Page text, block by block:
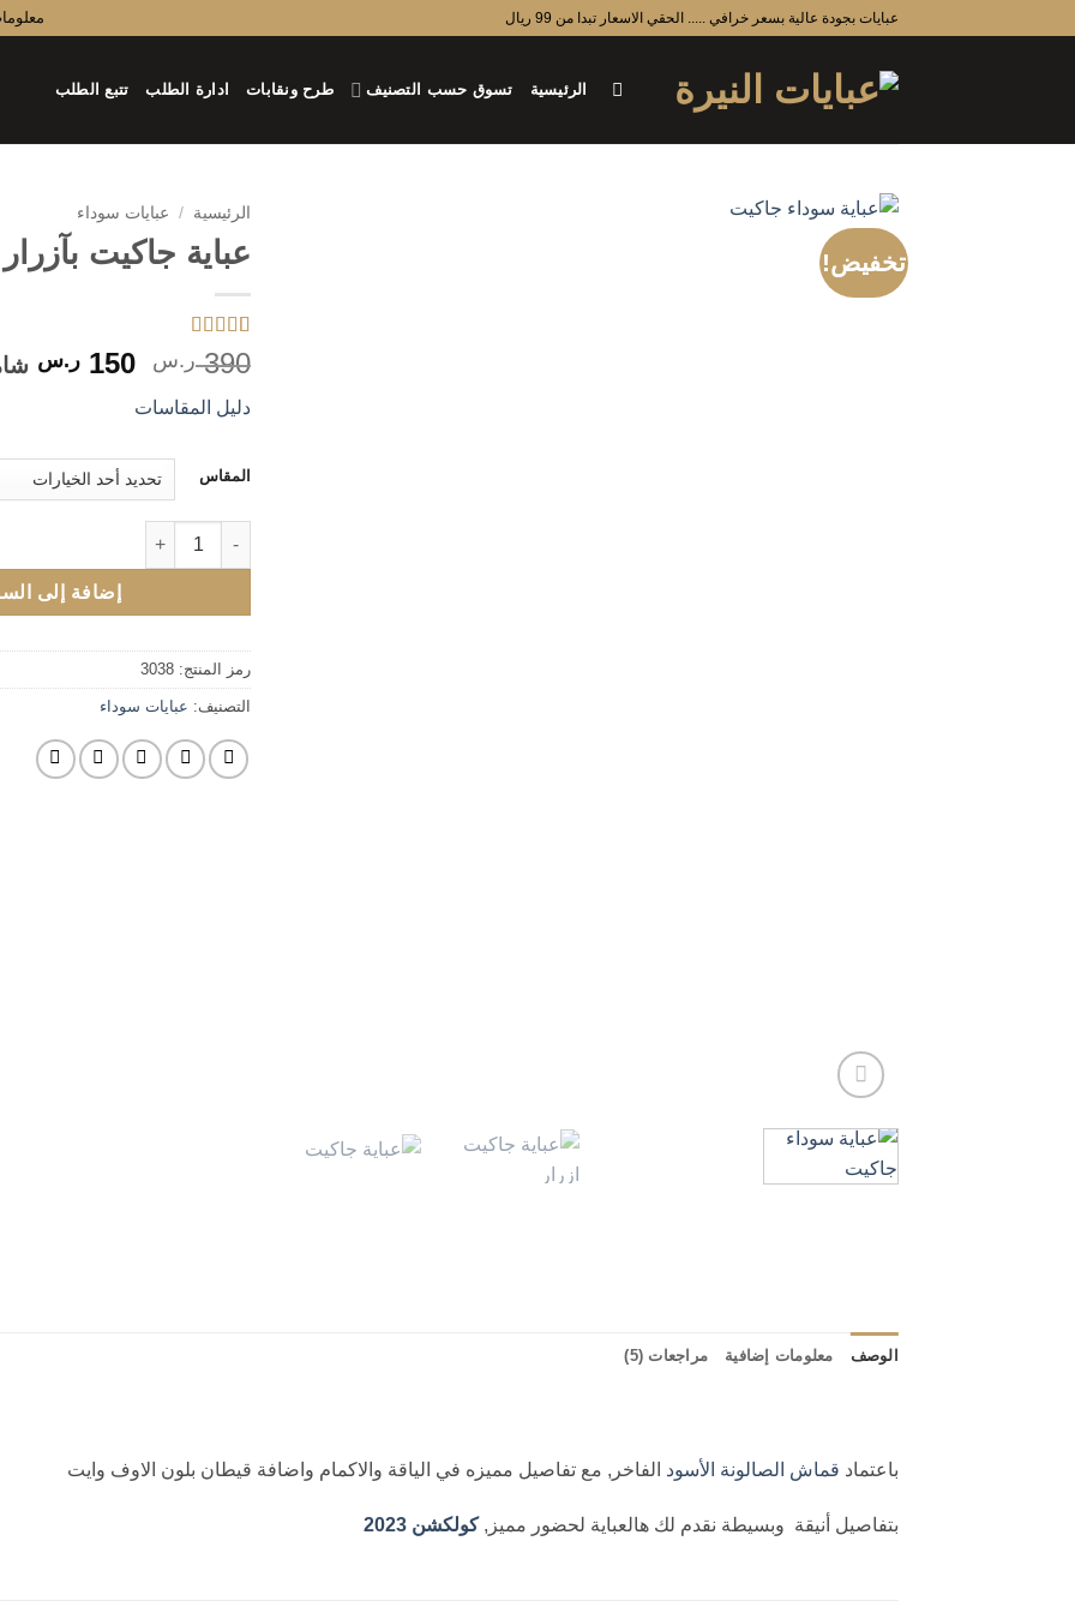
عبايات بجودة عالية بسعر خرافي ..... الحقي الاسعار تبدا من 99 ريال
الرئيسية تسوق حسب التصنيف طرح ونقابات ادارة الطلب تتبع الطلب
تخفيض!
الرئيسية / عبايات سوداء
عباية جاكيت
تم التقييم بـ
5
من 5 بناءً
5
عملاء
390 ر.س
السعر
هو:
150 ر.س
دليل المقاسات
المقاس
كمية عباية جاكيت بآزرار ذهبي
إضافة إلى
رمز المنتج: 3038
التصنيف: عبايات سوداء
الوصف معلومات إضافية مراجعات (5)
باعتماد قماش الصالونة الأسود الفاخر, مع تفاصيل مميزه في الياقة والاكمام واضافة قيطان بلون الاوف وايت
بتفاصيل أنيقة وبسيطة نقدم لك هالعباية لحضور مميز,كولكشن 2023